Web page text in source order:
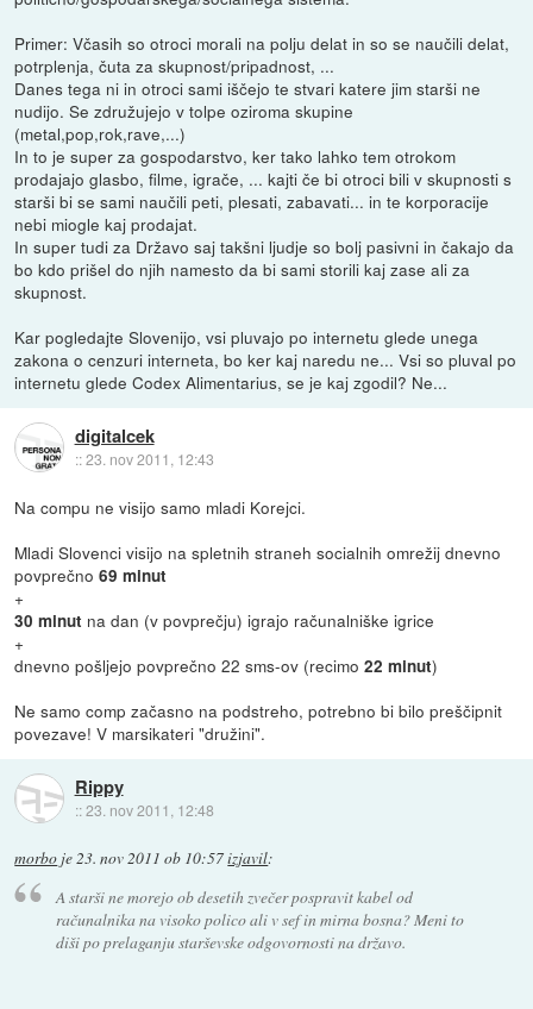
Primer: Včasih so otroci morali na polju delat in so se naučili delat,
potrplenja, čuta za skupnost/pripadnost, ...
Danes tega ni in otroci sami iščejo te stvari katere jim starši ne
nudijo. Se združujejo v tolpe oziroma skupine
(metal,pop,rok,rave,...)
In to je super za gospodarstvo, ker tako lahko tem otrokom
prodajajo glasbo, filme, igrače, ... kajti če bi otroci bili v skupnosti s
starši bi se sami naučili peti, plesati, zabavati... in te korporacije
nebi miogle kaj prodajat.
In super tudi za Državo saj takšni ljudje so bolj pasivni in čakajo da
bo kdo prišel do njih namesto da bi sami storili kaj zase ali za
skupnost.
Kar pogledajte Slovenijo, vsi pluvajo po internetu glede unega
zakona o cenzuri interneta, bo ker kaj naredu ne... Vsi so pluval po
internetu glede Codex Alimentarius, se je kaj zgodil? Ne...
digitalcek
::23. nov 2011, 12:43
Na compu ne visijo samo mladi Korejci.
Mladi Slovenci visijo na spletnih straneh socialnih omrežij dnevno
povprečno69 minut
+
30 minut na dan (v povprečju) igrajo računalniške igrice
+
dnevno pošljejo povprečno 22 sms-ov (recimo22 minut)
Ne samo comp začasno na podstreho, potrebno bi bilo preščipnit
povezave! V marsikateri "družini".
Rippy
::23. nov 2011, 12:48
morbo je23. nov 2011 ob 10:57izjavil:
A starši ne morejo ob desetih zvečer pospravit kabel od
računalnika na visoko polico ali v sef in mirna bosna? Meni to
diši po prelaganju starševske odgovornosti na državo.